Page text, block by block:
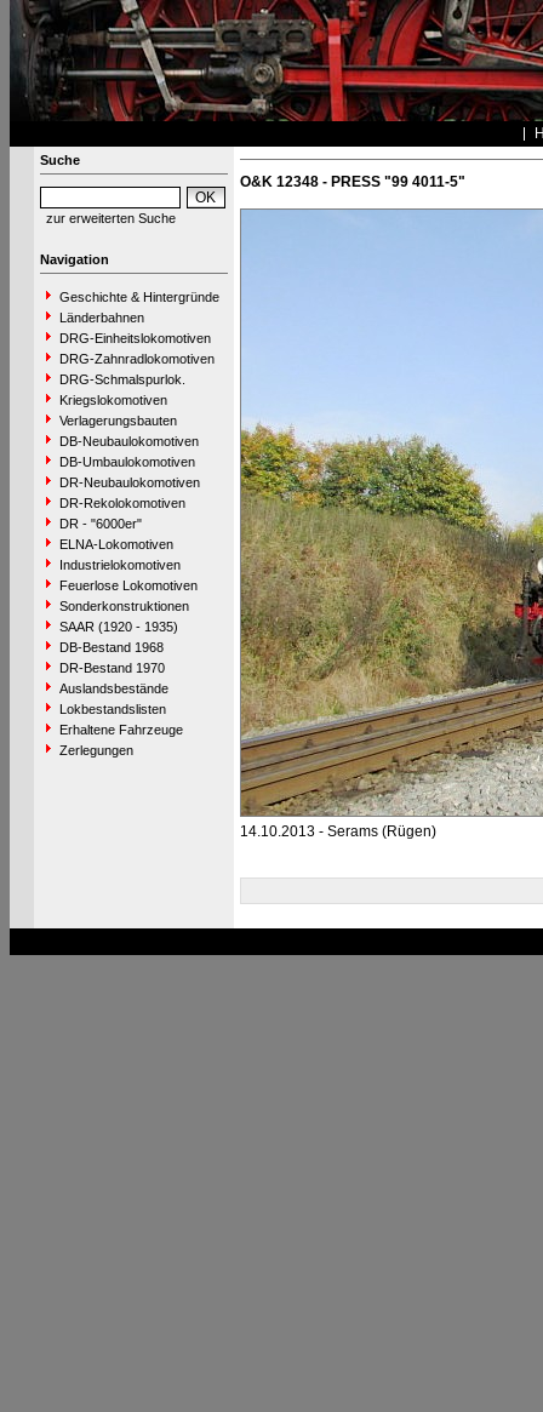
Suche
zur erweiterten Suche
Navigation
Geschichte & Hintergründe
Länderbahnen
DRG-Einheitslokomotiven
DRG-Zahnradlokomotiven
DRG-Schmalspurlok.
Kriegslokomotiven
Verlagerungsbauten
DB-Neubaulokomotiven
DB-Umbaulokomotiven
DR-Neubaulokomotiven
DR-Rekolokomotiven
DR - "6000er"
ELNA-Lokomotiven
Industrielokomotiven
Feuerlose Lokomotiven
Sonderkonstruktionen
SAAR (1920 - 1935)
DB-Bestand 1968
DR-Bestand 1970
Auslandsbestände
Lokbestandslisten
Erhaltene Fahrzeuge
Zerlegungen
O&K 12348 - PRESS "99 4011-5"
14.10.2013 - Serams (Rügen)